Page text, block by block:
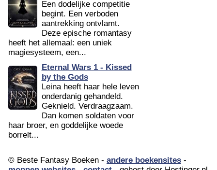
Een dodelijke competitie
begint. Een verboden
aantrekking ontvlamt.
Deze epische romantasy
heeft het allemaal: een uniek
magiesysteem, een...
Eternal Wars 1 - Kissed
by the Gods
Leina heeft haar hele leven
onderdanig gehandeld.
Geknield. Verdraagzaam.
Dan komen soldaten voor
haar broer, en goddelijke woede
borrelt...
© Beste Fantasy Boeken - andere boekensites -